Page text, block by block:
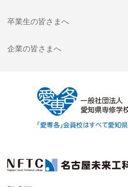
卒業生の皆さまへ
企業の皆さまへ